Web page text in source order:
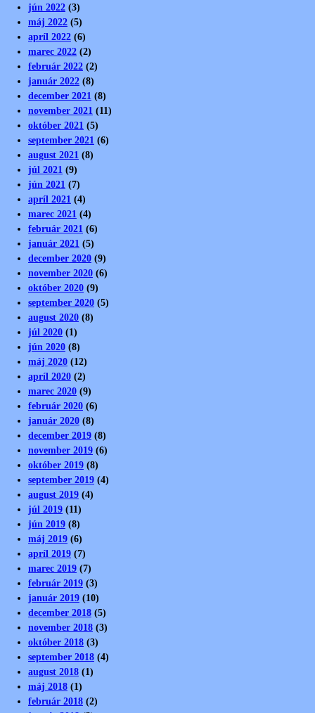
jún 2022 (3)
máj 2022 (5)
apríl 2022 (6)
marec 2022 (2)
február 2022 (2)
január 2022 (8)
december 2021 (8)
november 2021 (11)
október 2021 (5)
september 2021 (6)
august 2021 (8)
júl 2021 (9)
jún 2021 (7)
apríl 2021 (4)
marec 2021 (4)
február 2021 (6)
január 2021 (5)
december 2020 (9)
november 2020 (6)
október 2020 (9)
september 2020 (5)
august 2020 (8)
júl 2020 (1)
jún 2020 (8)
máj 2020 (12)
apríl 2020 (2)
marec 2020 (9)
február 2020 (6)
január 2020 (8)
december 2019 (8)
november 2019 (6)
október 2019 (8)
september 2019 (4)
august 2019 (4)
júl 2019 (11)
jún 2019 (8)
máj 2019 (6)
apríl 2019 (7)
marec 2019 (7)
február 2019 (3)
január 2019 (10)
december 2018 (5)
november 2018 (3)
október 2018 (3)
september 2018 (4)
august 2018 (1)
máj 2018 (1)
február 2018 (2)